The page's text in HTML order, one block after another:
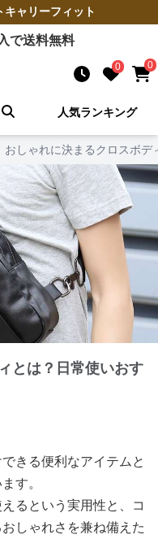
キャリーフィット
で送料無料
0 0
人気ランキング
おしゃれに決まるクロスボ
とは？日常使いおす
きる便利なアイテムと
す。
るという実用性と、コ
しゃれさを兼ね備えた